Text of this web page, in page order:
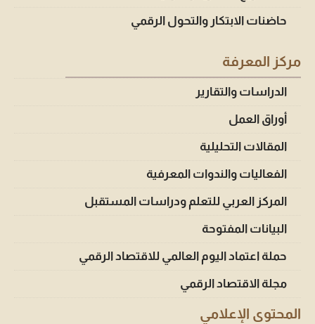
حاضنات الابتكار والتحول الرقمي
مركز المعرفة
الدراسات والتقارير
أوراق العمل
المقالات التحليلية
الفعاليات والندوات المعرفية
المركز العربي للتعلم ودراسات المستقبل
البيانات المفتوحة
حملة اعتماد اليوم العالمي للاقتصاد الرقمي
مجلة الاقتصاد الرقمي
المحتوى الإعلامي